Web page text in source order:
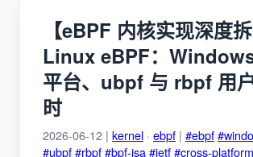
【eBPF 内核实现深度
Linux eBPF：
平台、ubpf 与 rbpf 用
时
2026-06-12 | kernel · ebpf | #ebpf
#ubpf#rbpf#bpf-isa#ietf#cross-platform